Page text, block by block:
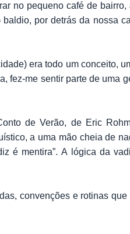
no pequeno café de bairro,
por detrás da nossa
era todo um conceito,
fez-me sentir parte de uma
de Verão, de Eric
a uma mão cheia de
é mentira”. A lógica da
convenções e rotinas